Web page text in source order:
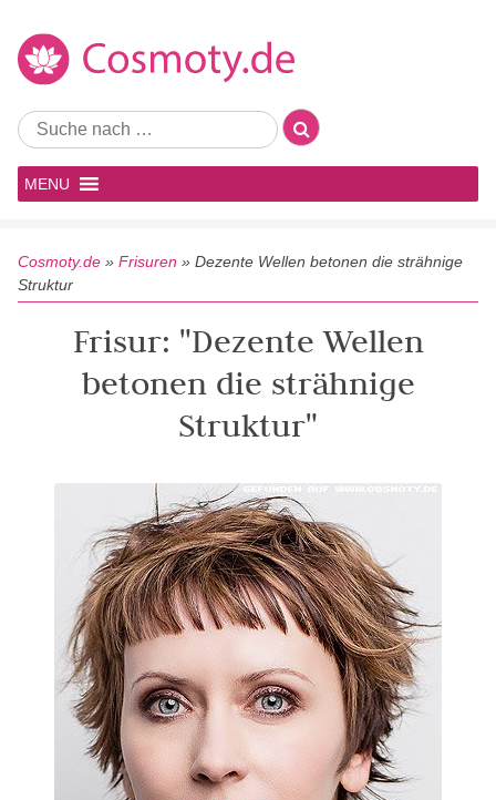
MENU
Cosmoty.de » Frisuren » Dezente Wellen betonen die strähnige
Struktur
Frisur: "Dezente Wellen
betonen die strähnige
Struktur"